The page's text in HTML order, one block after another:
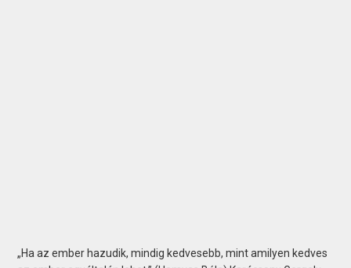
„Ha az ember hazudik, mindig kedvesebb, mint amilyen kedves